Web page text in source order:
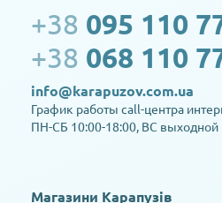
+38 095 110
+38 068 110
info@karapuzov.com.ua
График работы call-центра
ПН-СБ 10:00-18:00, ВС выходной
Магазини Карапузів